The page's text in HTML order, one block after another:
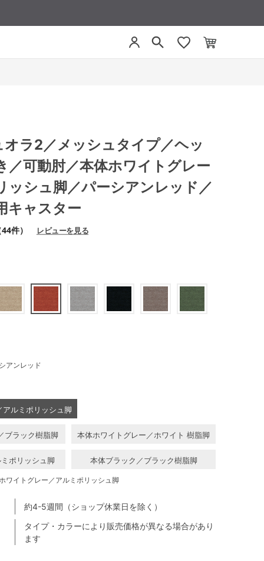
ラ2／メッシュタイプ／ヘッ
／可動肘／本体ホワイトグレー
ッシュ脚／パーシアンレッド／
キャスター
44件） レビューを見る
タイプ・カラーにより販売価格が異なる場合があり
ます
約4-5週間（ショップ休業日を除く）
アンレッド
ルミポリッシュ脚
ブラック樹脂脚 本体ホワイトグレー／ホワイト 樹脂脚
ポリッシュ脚 本体ブラック／ブラック樹脂脚
ワイトグレー／アルミポリッシュ脚